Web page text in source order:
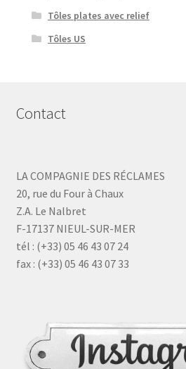
Tôles plates avec relief
Tôles US
Contact
LA COMPAGNIE DES RÉCLAMES
20, rue du Four à Chaux
Z.A. Le Nalbret
F-17137 NIEUL-SUR-MER
tél : (+33) 05 46 43 07 24
fax : (+33) 05 46 43 07 33